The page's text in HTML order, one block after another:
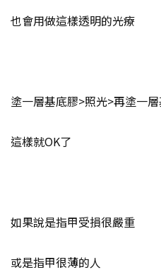
也會用做這樣透明的光療
塗一層基底膠>照光>再塗一
這樣就OK了
如果說是指甲受損很嚴重
或是指甲很薄的人